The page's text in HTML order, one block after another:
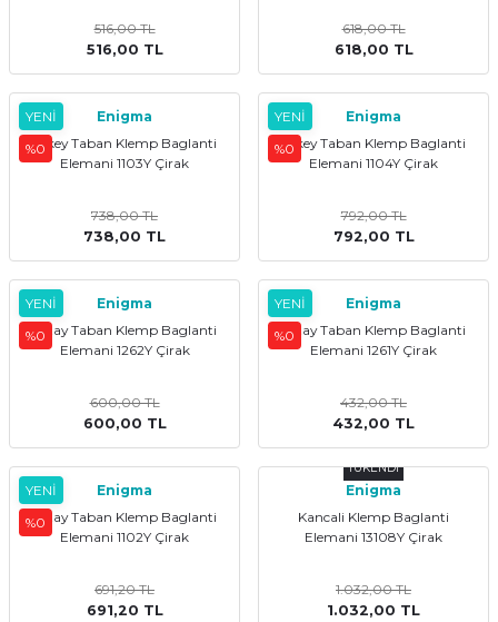
516,00 TL
516,00 TL
618,00 TL
618,00 TL
YENİ
%0
Enigma
Dikey Taban Klemp Baglanti
Elemani 1103Y Çirak
738,00 TL
738,00 TL
YENİ
%0
Enigma
Dikey Taban Klemp Baglanti
Elemani 1104Y Çirak
792,00 TL
792,00 TL
YENİ
%0
Enigma
Yatay Taban Klemp Baglanti
Elemani 1262Y Çirak
600,00 TL
600,00 TL
YENİ
%0
Enigma
Yatay Taban Klemp Baglanti
Elemani 1261Y Çirak
432,00 TL
432,00 TL
YENİ
%0
Enigma
Yatay Taban Klemp Baglanti
Elemani 1102Y Çirak
691,20 TL
691,20 TL
TÜKENDİ
Enigma
Kancali Klemp Baglanti
Elemani 13108Y Çirak
1.032,00 TL
1.032,00 TL